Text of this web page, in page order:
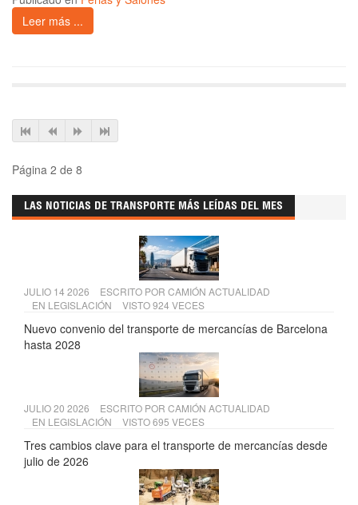
Leer más ...
Página 2 de 8
LAS NOTICIAS DE TRANSPORTE MÁS LEÍDAS DEL MES
JULIO 14 2026 ESCRITO POR CAMIÓN ACTUALIDAD
EN LEGISLACIÓN VISTO 924 VECES
Nuevo convenio del transporte de mercancías de Barcelona
hasta 2028
JULIO 20 2026 ESCRITO POR CAMIÓN ACTUALIDAD
EN LEGISLACIÓN VISTO 695 VECES
Tres cambios clave para el transporte de mercancías desde
julio de 2026